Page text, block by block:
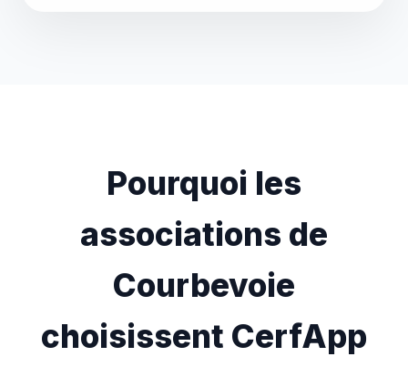
Pourquoi les
associations de
Courbevoie
choisissent CerfApp